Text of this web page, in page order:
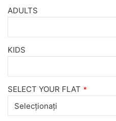
ADULTS
KIDS
SELECT YOUR FLAT *